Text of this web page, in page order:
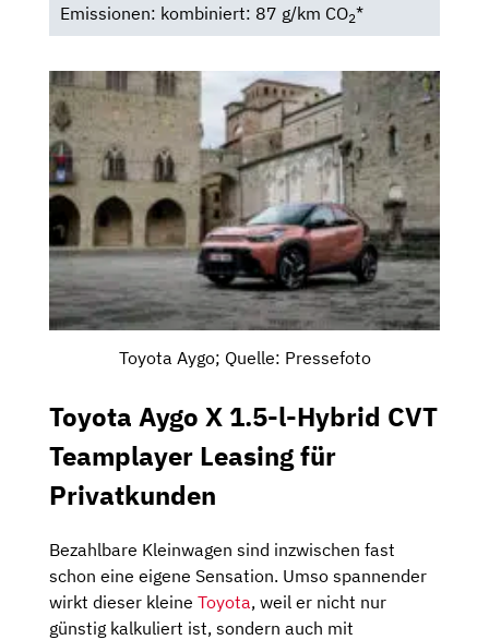
Emissionen: kombiniert: 87 g/km CO2*
Toyota Aygo; Quelle: Pressefoto
Toyota Aygo X 1.5-l-Hybrid CVT
Teamplayer Leasing für
Privatkunden
Bezahlbare Kleinwagen sind inzwischen fast
schon eine eigene Sensation. Umso spannender
wirkt dieser kleine Toyota, weil er nicht nur
günstig kalkuliert ist, sondern auch mit